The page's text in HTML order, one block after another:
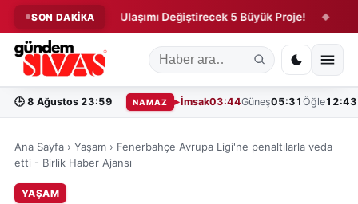
SON DAKİKA
◆ Sivas’ta Ulaşımı Değiştirecek 5 Büyük Proje! ◆ AK
🕒 8 Ağustos 23:59 NAMAZ İmsak03:44Güneş05:31 Öğle12:43
Ana Sayfa › Yaşam › Fenerbahçe Avrupa Ligi'ne penaltılarla veda
etti - Birlik Haber Ajansı
YAŞAM